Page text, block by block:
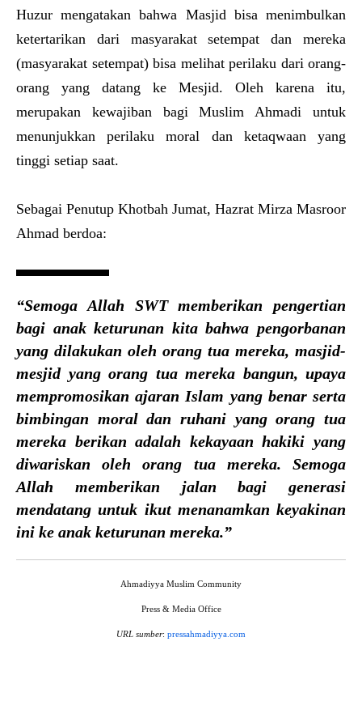
Huzur mengatakan bahwa Masjid bisa menimbulkan
ketertarikan dari masyarakat setempat dan mereka
(masyarakat setempat) bisa melihat perilaku dari orang-
orang yang datang ke Mesjid. Oleh karena itu,
merupakan kewajiban bagi Muslim Ahmadi untuk
menunjukkan perilaku moral dan ketaqwaan yang
tinggi setiap saat.
Sebagai Penutup Khotbah Jumat, Hazrat Mirza Masroor
Ahmad berdoa:
“Semoga Allah SWT memberikan pengertian
bagi anak keturunan kita bahwa pengorbanan
yang dilakukan oleh orang tua mereka, masjid-
mesjid yang orang tua mereka bangun, upaya
mempromosikan ajaran Islam yang benar serta
bimbingan moral dan ruhani yang orang tua
mereka berikan adalah kekayaan hakiki yang
diwariskan oleh orang tua mereka. Semoga
Allah memberikan jalan bagi generasi
mendatang untuk ikut menanamkan keyakinan
ini ke anak keturunan mereka.”
Ahmadiyya Muslim Community
Press & Media Office
URL sumber: pressahmadiyya.com